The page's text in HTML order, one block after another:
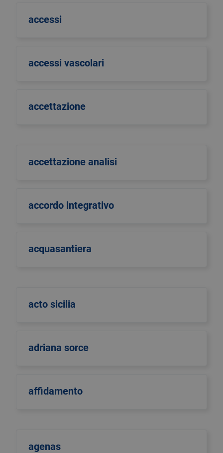
accessi
accessi vascolari
accettazione
accettazione analisi
accordo integrativo
acquasantiera
acto sicilia
adriana sorce
affidamento
agenas